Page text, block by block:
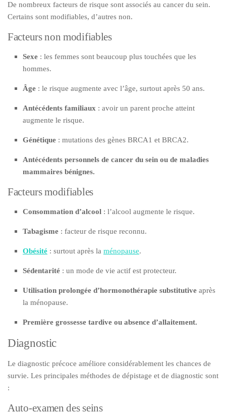
De nombreux facteurs de risque sont associés au cancer du sein.
Certains sont modifiables, d’autres non.
Facteurs non modifiables
Sexe : les femmes sont beaucoup plus touchées que les
hommes.
Âge : le risque augmente avec l’âge, surtout après 50 ans.
Antécédents familiaux : avoir un parent proche atteint
augmente le risque.
Génétique : mutations des gènes BRCA1 et BRCA2.
Antécédents personnels de cancer du sein ou de maladies
mammaires bénignes.
Facteurs modifiables
Consommation d’alcool : l’alcool augmente le risque.
Tabagisme : facteur de risque reconnu.
Obésité : surtout après la ménopause.
Sédentarité : un mode de vie actif est protecteur.
Utilisation prolongée d’hormonothérapie substitutive après
la ménopause.
Première grossesse tardive ou absence d’allaitement.
Diagnostic
Le diagnostic précoce améliore considérablement les chances de
survie. Les principales méthodes de dépistage et de diagnostic sont
:
Auto-examen des seins